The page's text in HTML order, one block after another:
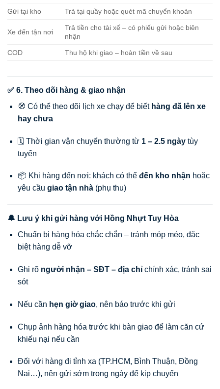
Gửi tại kho Trả tại quầy hoặc quét mã chuyển khoản
Xe đến tận nơi
Trả tiền cho tài xế – có phiếu gửi hoặc biên
nhận
COD Thu hộ khi giao – hoàn tiền về sau
✅ 6. Theo dõi hàng & giao nhận
🧭 Có thể theo dõi lịch xe chạy để biết hàng đã lên xe
hay chưa
🗓️ Thời gian vận chuyển thường từ 1 – 2.5 ngàytùy
tuyến
📦 Khi hàng đến nơi: khách có thể đến kho nhận hoặc
yêu cầu giao tận nhà(phụ thu)
🔔 Lưu ý khi gửi hàng với Hồng Nhựt Tuy Hòa
Chuẩn bị hàng hóa chắc chắn – tránh móp méo, đặc
biệt hàng dễ vỡ
Ghi rõ người nhận – SĐT – địa chỉchính xác, tránh sai
sót
Nếu cần hẹn giờ giao, nên báo trước khi gửi
Chụp ảnh hàng hóa trước khi bàn giao để làm căn cứ
khiếu nại nếu cần
Đối với hàng đi tỉnh xa (TP.HCM, Bình Thuận, Đồng
Nai…), nên gửi sớm trong ngày để kịp chuyến